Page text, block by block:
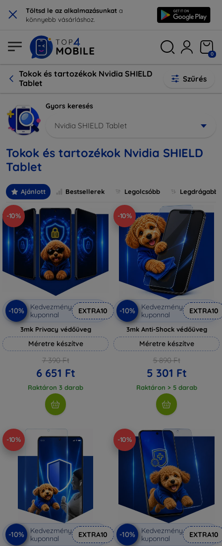
× Töltsd le az alkalmazásunkat a
könnyebb vásárláshoz.
0
Tokok és tartozékok Nvidia SHIELD
Tablet
Szűrés
Gyors keresés
Nvidia SHIELD Tablet
Tokok és tartozékok Nvidia SHIELD
Tablet
Ajánlott Bestsellerek Legolcsóbb Legdrágabb
-10%
-10%
Kedvezmény
kuponnal
EXTRA10
3mk Privacy védőüveg
Méretre készítve
7 390 Ft
6 651 Ft
Raktáron 3 darab
-10%
-10%
Kedvezmény
kuponnal
EXTRA10
3mk Anti-Shock védőüveg
Méretre készítve
5 890 Ft
5 301 Ft
Raktáron > 5 darab
-10%
-10%
Kedvezmény
kuponnal
EXTRA10
-10%
-10%
Kedvezmény
kuponnal
EXTRA10